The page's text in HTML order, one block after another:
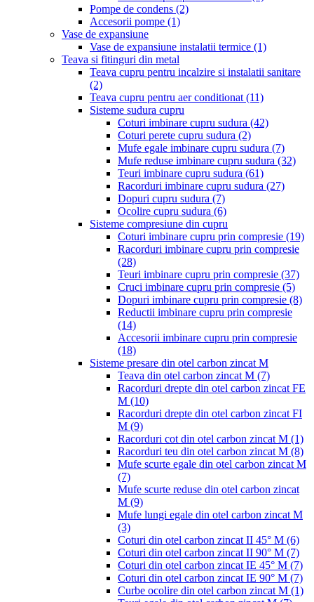
Pompe de condens (2)
Accesorii pompe (1)
Vase de expansiune
Vase de expansiune instalatii termice (1)
Teava si fitinguri din metal
Teava cupru pentru incalzire si instalatii sanitare
(2)
Teava cupru pentru aer conditionat (11)
Sisteme sudura cupru
Coturi imbinare cupru sudura (42)
Coturi perete cupru sudura (2)
Mufe egale imbinare cupru sudura (7)
Mufe reduse imbinare cupru sudura (32)
Teuri imbinare cupru sudura (61)
Racorduri imbinare cupru sudura (27)
Dopuri cupru sudura (7)
Ocolire cupru sudura (6)
Sisteme compresiune din cupru
Coturi imbinare cupru prin compresie (19)
Racorduri imbinare cupru prin compresie
(28)
Teuri imbinare cupru prin compresie (37)
Cruci imbinare cupru prin compresie (5)
Dopuri imbinare cupru prin compresie (8)
Reductii imbinare cupru prin compresie
(14)
Accesorii imbinare cupru prin compresie
(18)
Sisteme presare din otel carbon zincat M
Teava din otel carbon zincat M (7)
Racorduri drepte din otel carbon zincat FE
M (10)
Racorduri drepte din otel carbon zincat FI
M (9)
Racorduri cot din otel carbon zincat M (1)
Racorduri teu din otel carbon zincat M (8)
Mufe scurte egale din otel carbon zincat M
(7)
Mufe scurte reduse din otel carbon zincat
M (9)
Mufe lungi egale din otel carbon zincat M
(3)
Coturi din otel carbon zincat II 45° M (6)
Coturi din otel carbon zincat II 90° M (7)
Coturi din otel carbon zincat IE 45° M (7)
Coturi din otel carbon zincat IE 90° M (7)
Curbe ocolire din otel carbon zincat M (1)